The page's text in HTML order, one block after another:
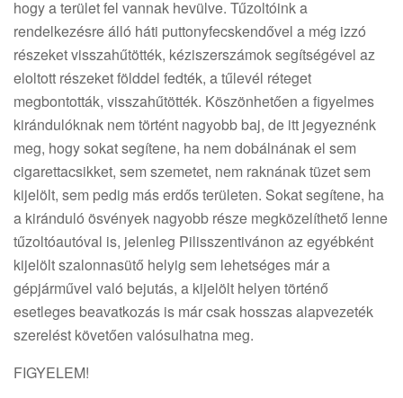
hogy a terület fel vannak hevülve. Tűzoltóink a
rendelkezésre álló háti puttonyfecskendővel a még izzó
részeket visszahűtötték, kéziszerszámok segítségével az
eloltott részeket földdel fedték, a tűlevél réteget
megbontották, visszahűtötték. Köszönhetően a figyelmes
kirándulóknak nem történt nagyobb baj, de itt jegyeznénk
meg, hogy sokat segítene, ha nem dobálnának el sem
cigarettacsikket, sem szemetet, nem raknának tüzet sem
kijelölt, sem pedig más erdős területen. Sokat segítene, ha
a kiránduló ösvények nagyobb része megközelíthető lenne
tűzoltóautóval is, jelenleg Pilisszentivánon az egyébként
kijelölt szalonnasütő helyig sem lehetséges már a
gépjárművel való bejutás, a kijelölt helyen történő
esetleges beavatkozás is már csak hosszas alapvezeték
szerelést követően valósulhatna meg.
FIGYELEM!